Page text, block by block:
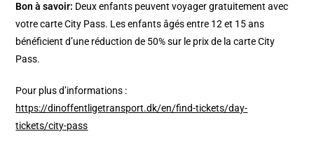
Bon à savoir: Deux enfants peuvent voyager gratuitement avec
votre carte City Pass. Les enfants âgés entre 12 et 15 ans
bénéficient d’une réduction de 50% sur le prix de la carte City
Pass.
Pour plus d’informations :
https://dinoffentligetransport.dk/en/find-tickets/day-
tickets/city-pass